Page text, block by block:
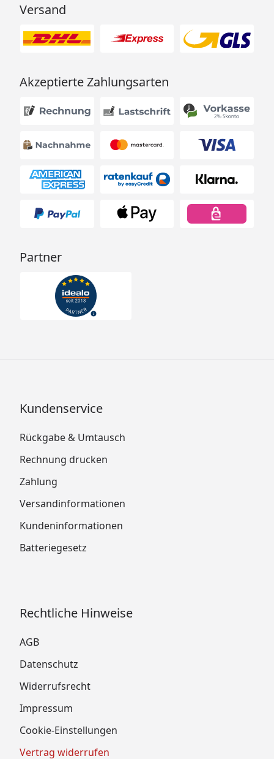
Versand
Akzeptierte Zahlungsarten
Partner
Kundenservice
Rückgabe & Umtausch
Rechnung drucken
Zahlung
Versandinformationen
Kundeninformationen
Batteriegesetz
Rechtliche Hinweise
AGB
Datenschutz
Widerrufsrecht
Impressum
Cookie-Einstellungen
Vertrag widerrufen